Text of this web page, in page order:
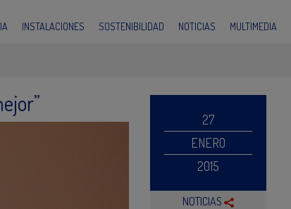
INSTALACIONES SOSTENIBILIDAD NOTICIAS MULTIMEDIA
27
ENERO
2015
NOTICIAS